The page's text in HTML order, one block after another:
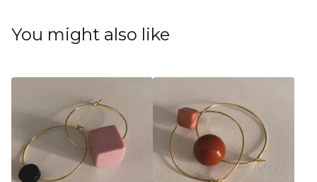
You might also like